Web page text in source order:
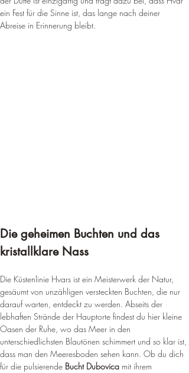
ein Fest für die Sinne ist, das lange nach deiner
Abreise in Erinnerung bleibt.
Die geheimen Buchten und das
kristallklare Nass
Die Küstenlinie Hvars ist ein Meisterwerk der Natur,
gesäumt von unzähligen versteckten Buchten, die nur
darauf warten, entdeckt zu werden. Abseits der
lebhaften Strände der Hauptorte findest du hier kleine
Oasen der Ruhe, wo das Meer in den
unterschiedlichsten Blautönen schimmert und so klar ist,
dass man den Meeresboden sehen kann. Ob du dich
für die pulsierende Bucht Dubovica mit ihrem